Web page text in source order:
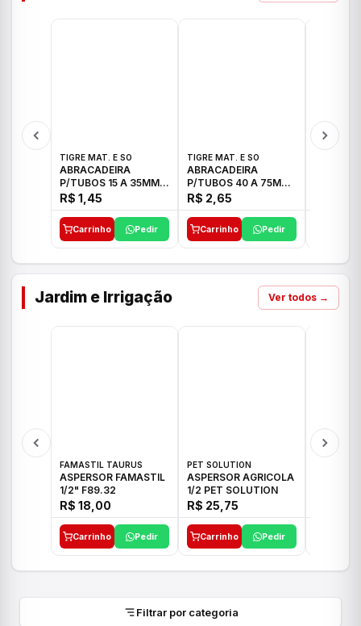
TIGRE MAT. E SO
ABRACADEIRA
P/TUBOS 15 A 35MM
TIGRE
R$ 1,45
Carrinho Pedir
TIGRE MAT. E SO
ABRACADEIRA
P/TUBOS 40 A 75MM
TIGRE
R$ 2,65
Carrinho Pedir
Jardim e Irrigação Ver todos →
FAMASTIL TAURUS
ASPERSOR FAMASTIL
1/2" F89.32
R$ 18,00
Carrinho Pedir
PET SOLUTION
ASPERSOR AGRICOLA
1/2 PET SOLUTION
R$ 25,75
Carrinho Pedir
Filtrar por categoria